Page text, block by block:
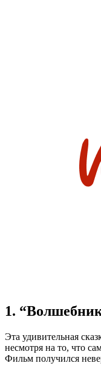
1.
Эта удивительная
несмотря на то, что
Фильм получился